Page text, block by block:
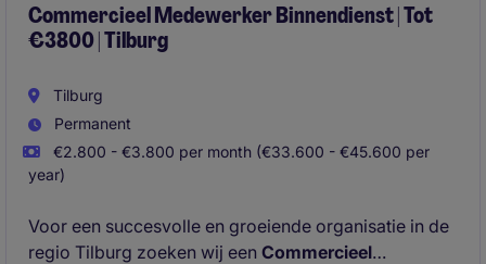
Commercieel Medewerker Binnendienst | Tot
€3800 | Tilburg
Tilburg
Permanent
€2.800 - €3.800 per month (€33.600 - €45.600 per
year)
Voor een succesvolle en groeiende organisatie in de
regio Tilburg zoeken wij een Commercieel